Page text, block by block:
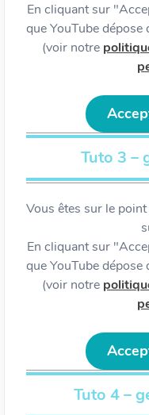
En cliquant sur
que YouTube
(voir notre
Tuto 3 –
Vous êtes sur le
En cliquant sur
que YouTube
(voir notre
Tuto 4 –